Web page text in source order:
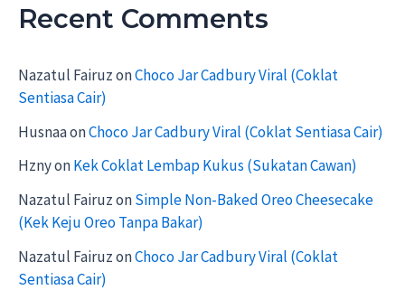
Recent Comments
Nazatul FairuzonChoco Jar Cadbury Viral (Coklat
Sentiasa Cair)
HusnaaonChoco Jar Cadbury Viral (Coklat Sentiasa Cair)
HznyonKek Coklat Lembap Kukus (Sukatan Cawan)
Nazatul FairuzonSimple Non-Baked Oreo Cheesecake
(Kek Keju Oreo Tanpa Bakar)
Nazatul FairuzonChoco Jar Cadbury Viral (Coklat
Sentiasa Cair)